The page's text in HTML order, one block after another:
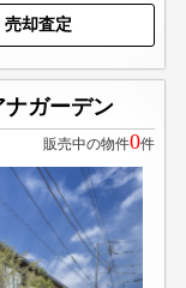
売却査定
ガーデン
販売中の物件0件